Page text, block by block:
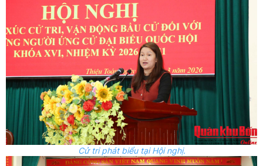
Cử tri phát biểu tại Hội nghị.